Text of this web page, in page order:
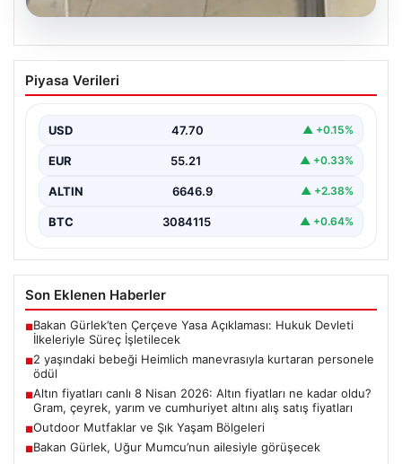
2 yaşındaki bebeği Heimlich
manevrasıyla kurtaran personele ödül
Bebeği Heimlich Manevrası ile Kurtaran Havalimanı
Personeline…
Piyasa Verileri
USD 47.70 ▲ +0.15%
EUR 55.21 ▲ +0.33%
ALTIN 6646.9 ▲ +2.38%
BTC 3084115 ▲ +0.64%
Son Eklenen Haberler
■Bakan Gürlek’ten Çerçeve Yasa Açıklaması: Hukuk Devleti
İlkeleriyle Süreç İşletilecek
■2 yaşındaki bebeği Heimlich manevrasıyla kurtaran personele
ödül
■Altın fiyatları canlı 8 Nisan 2026: Altın fiyatları ne kadar oldu?
Gram, çeyrek, yarım ve cumhuriyet altını alış satış fiyatları
■Outdoor Mutfaklar ve Şık Yaşam Bölgeleri
■Bakan Gürlek, Uğur Mumcu’nun ailesiyle görüşecek